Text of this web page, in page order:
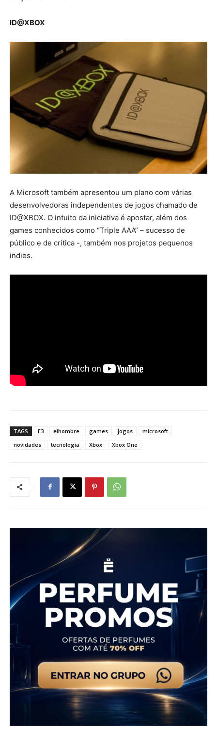
ID@XBOX
A Microsoft também apresentou um plano com várias
desenvolvedoras independentes de jogos chamado de
ID@XBOX. O intuito da iniciativa é apostar, além dos
games conhecidos como “Triple AAA” – sucesso de
público e de crítica -, também nos projetos pequenos
indies.
TAGS E3 elhombre games jogos
microsoft
novidades
tecnologia Xbox Xbox One